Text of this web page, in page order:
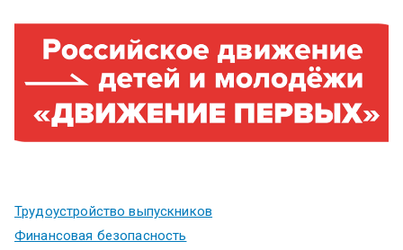
Трудоустройство выпускников
Финансовая безопасность